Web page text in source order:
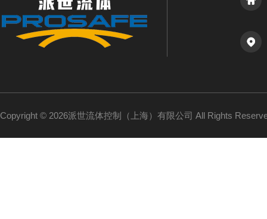
Copyright © 2026派世流体控制（上海）有限公司 All Rights